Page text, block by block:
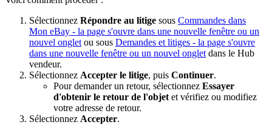
Sélectionnez Répondre au litige sous Commandes dans
Mon eBay - la page s'ouvre dans une nouvelle fenêtre ou un
nouvel onglet ou sous Demandes et litiges - la page s'ouvre
dans une nouvelle fenêtre ou un nouvel onglet dans le Hub
vendeur.
Sélectionnez Accepter le litige, puis Continuer.
Pour demander un retour, sélectionnez Essayer
d'obtenir le retour de l'objet et vérifiez ou modifiez
votre adresse de retour.
Sélectionnez Accepter.